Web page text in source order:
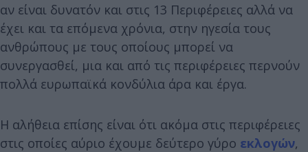
αν είναι δυνατόν και στις 13 Περιφέρειες αλλά να
έχει και τα επόμενα χρόνια, στην ηγεσία τους
ανθρώπους με τους οποίους μπορεί να
συνεργασθεί, μια και από τις περιφέρειες περνούν
πολλά ευρωπαϊκά κονδύλια άρα και έργα.
Η αλήθεια επίσης είναι ότι ακόμα στις περιφέρειες
στις οποίες αύριο έχουμε δεύτερο γύρο εκλογών,